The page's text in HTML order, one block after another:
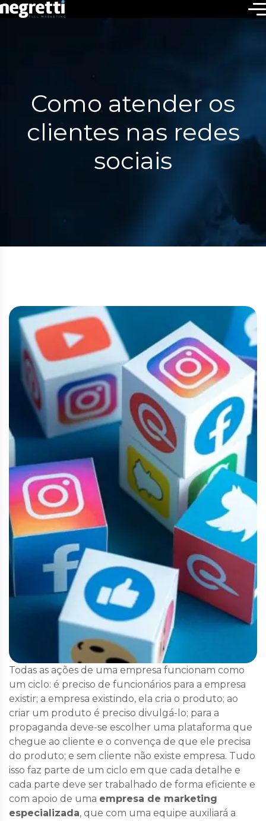
Como atender os
clientes nas redes
sociais
Todas as ações de uma empresa funcionam como
um ciclo: é preciso de funcionários para a empresa
existir; a empresa existindo, ela cria o produto; ao
criar um produto é preciso divulgá-lo; para a
propaganda deve-se escolher uma plataforma que
chegue ao cliente e o convença de que ele precisa
do produto; e sem cliente não existe empresa. Tudo
isso faz parte de um ciclo em que cada detalhe e
cada parte deve ser trabalhado de forma eficiente e
com apoio de uma empresa de marketing
especializada, que com uma equipe auxiliará a